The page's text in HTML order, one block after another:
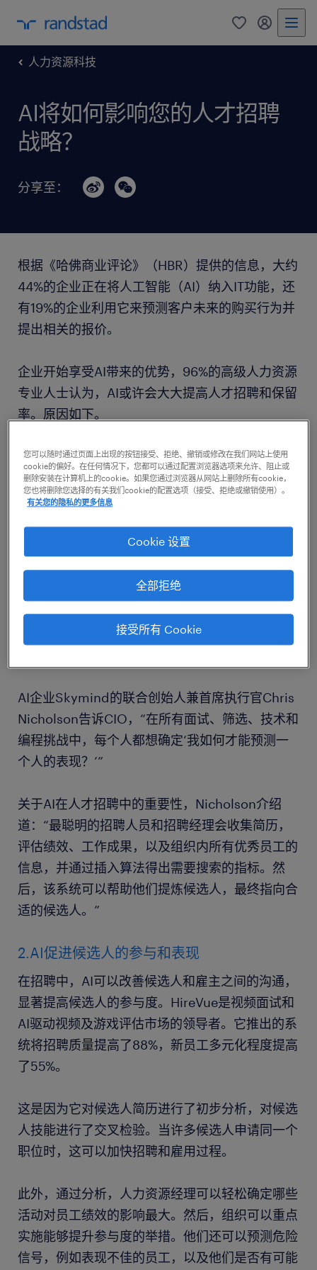
0 my
人力资源科技
AI将如何影响您的人才招聘
战略？
分享至：
根据《哈佛商业评论》（HBR）提供的信息，大约
44%的企业正在将人工智能（AI）纳入IT功能，还
有19%的企业利用它来预测客户未来的购买行为并
提出相关的报价。
企业开始享受AI带来的优势，96%的高级人力资源
专业人士认为，AI或许会大大提高人才招聘和保留
率。原因如下。
1.AI有助于预测员工的成功
引进合适的人才是保持长期业务成功的主要因素之
一。员工是企业最重要的资产，因此人才招聘战略
将为企业的持续成功奠定基础。
AI能够确定成功的员工会在特定岗位上采取哪些行
动，然后寻找具备相匹配的背景和能力的候选人。
它可以识别候选人的特定资质、教育史、工作经验
和其他因素，推荐与组织中的绩优员工背景相似的
AI企业Skymind的联合创始人兼首席执行官Chris
Nicholson告诉CIO，“在所有面试、筛选、技术和
编程挑战中，每个人都想确定‘我如何才能预测一
个人的表现？’”
关于AI在人才招聘中的重要性，Nicholson介绍
道：“最聪明的招聘人员和招聘经理会收集简历，
评估绩效、工作成果，以及组织内所有优秀员工的
信息，并通过插入算法得出需要搜索的指标。然
后，该系统可以帮助他们提炼候选人，最终指向合
适的候选人。”
2.AI促进候选人的参与和表现
在招聘中，AI可以改善候选人和雇主之间的沟通，
显著提高候选人的参与度。HireVue是视频面试和
AI驱动视频及游戏评估市场的领导者。它推出的系
统将招聘质量提高了88%，新员工多元化程度提高
了55%。
这是因为它对候选人简历进行了初步分析，对候选
人技能进行了交叉检验。当许多候选人申请同一个
职位时，这可以加快招聘和雇用过程。
此外，通过分析，人力资源经理可以轻松确定哪些
活动对员工绩效的影响最大。然后，组织可以重点
实施能够提升参与度的举措。他们还可以预测危险
信号，例如表现不佳的员工，以及他们是否有可能
您可以随时通过页面上出现的按钮接受、拒绝、撤销或修改在我们网站上使用
cookie的偏好。在任何情况下，您都可以通过配置浏览器选项来允许、阻止或
删除安装在计算机上的cookie。如果您通过浏览器从网站上删除所有cookie，
您也将删除您选择的有关我们cookie的配置选项（接受、拒绝或撤销使用）。
有关您的隐私的更多信息
Cookie 设置
全部拒绝
接受所有 Cookie